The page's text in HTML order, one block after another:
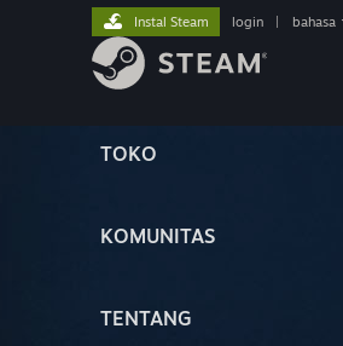
TOKO
KOMUNITAS
TENTANG
Instal Steam login bahasa